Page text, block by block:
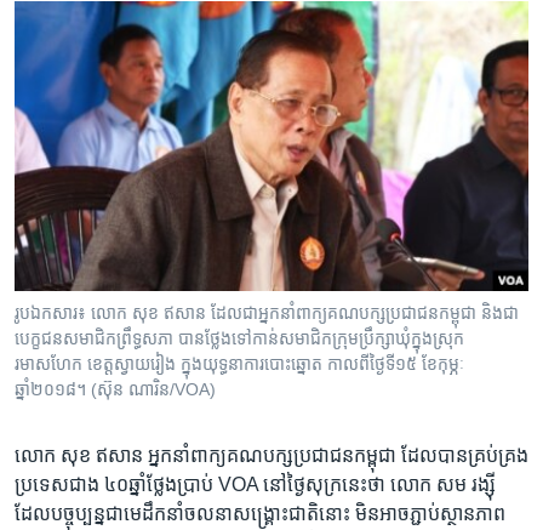
រូបឯកសារ៖ លោក សុខ ឥសាន ដែល​ជា​អ្នកនាំពាក្យ​គណបក្ស​ប្រជាជនកម្ពុជា និង​ជា
បេក្ខជនសមាជិក​ព្រឹទ្ធសភា បាន​ថ្លែង​ទៅកាន់​សមាជិកក្រុមប្រឹក្សា​ឃុំក្នុង​ស្រុក
រមាសហែក ខេត្តស្វាយរៀង ក្នុង​យុទ្ធនាការ​បោះឆ្នោត កាល​ពី​ថ្ងៃ​ទី​១៥ ខែកុម្ភៈ
ឆ្នាំ២០១៨។ (ស៊ុន ណារិន/VOA)
លោក​ ​សុខ ឥសាន​ ​អ្នកនាំពាក្យ​គណបក្ស​ប្រជាជន​កម្ពុជា​ ​ដែល​បាន​គ្រប់​គ្រង​
ប្រទេស​ជាង​ ​៤០​ឆ្នាំ​ថ្លែង​ប្រាប់​ VOA ​នៅ​ថ្ងៃ​សុក្រ​នេះ​ថា លោក​ ​សម រង្ស៊ី​
ដែល​បច្ចុប្បន្ន​ជាមេ​ដឹក​នាំ​ចលនា​សង្គ្រោះជាតិ​នោះ​ ​មិន​អាច​ភ្ជាប់​ស្ថានភាព​